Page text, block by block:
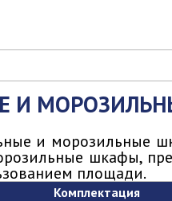
И
и морозильные
шкафы,
площади.
Комплектация